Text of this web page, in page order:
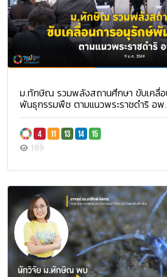
ม.ทักษิณ รวมพลังสถานศึกษา ขับเคลื่
พันธุกรรมพืช ตามแนวพระราชดำริ อพ.
189